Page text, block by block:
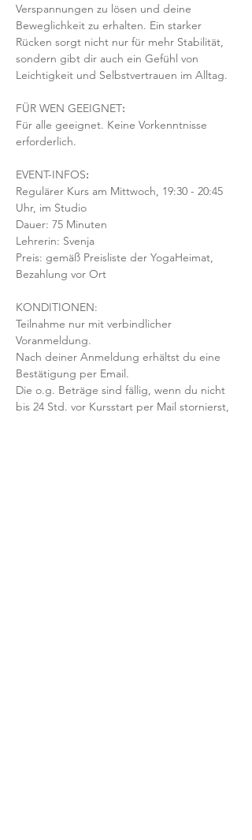
Verspannungen zu lösen und deine
Beweglichkeit zu erhalten. Ein starker
Rücken sorgt nicht nur für mehr Stabilität,
sondern gibt dir auch ein Gefühl von
Leichtigkeit und Selbstvertrauen im Alltag.
FÜR WEN GEEIGNET:
Für alle geeignet. Keine Vorkenntnisse
erforderlich.
EVENT-INFOS:
Regulärer Kurs am Mittwoch, 19:30 - 20:45
Uhr, im Studio
Dauer: 75 Minuten
Lehrerin: Svenja
Preis: gemäß Preisliste der YogaHeimat,
Bezahlung vor Ort
KONDITIONEN:
Teilnahme nur mit verbindlicher
Voranmeldung.
Nach deiner Anmeldung erhältst du eine
Bestätigung per Email.
Die o.g. Beträge sind fällig, wenn du nicht
bis 24 Std. vor Kursstart per Mail stornierst,